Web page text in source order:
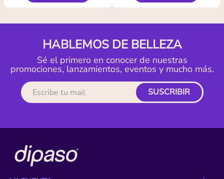
HABLEMOS DE BELLEZA
Sé el primero en conocer de nuestras
promociones, lanzamientos, eventos y mucho más.
SUSCRIBIR